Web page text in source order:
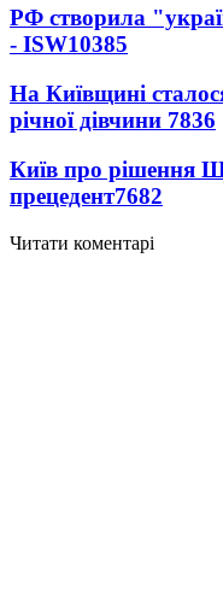
РФ створила
- ISW10385
На Київщині
річної дівчини 7836
Київ про рішення
прецедент7682
Читати коментарі